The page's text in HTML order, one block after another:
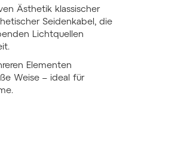
Ästhetik klassischer
Seidenkabel, die
Lichtquellen
Elementen
Weise – ideal für